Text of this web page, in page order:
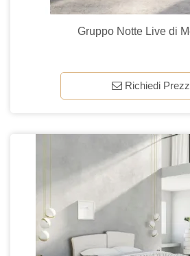
Gruppo Notte Live di
Richiedi